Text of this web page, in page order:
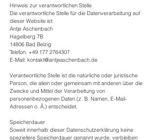
Hinweis zur verantwortlichen Stelle
Die verantwortliche Stelle für die Datenverarbeitung auf
dieser Website ist:
Antje Aschenbach
Hagelberg 7B
14806 Bad Belzig
Telefon: +49 177 2764307
E-Mail: kontakt@antjeaschenbach.de
Verantwortliche Stelle ist die natürliche oder juristische
Person, die allein oder gemeinsam mit anderen über die
Zwecke und Mittel der Verarbeitung von
personenbezogenen Daten (z. B. Namen, E-Mail-
Adressen o. Ä.) entscheidet.
Speicherdauer
Soweit innerhalb dieser Datenschutzerklärung keine
speziellere Speicherdauer genannt wurde, verbleiben